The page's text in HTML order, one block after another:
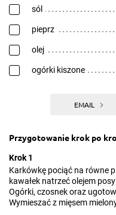
sól
pieprz
olej
ogórki kiszone
EMAIL
Przygotowanie krok po
Krok 1
Karkówkę pociąć na równe
kawałek natrzeć olejem
Ogórki, czosnek oraz
Wymieszać z mięsem